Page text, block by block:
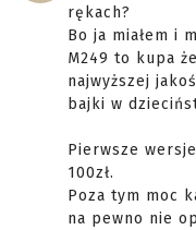
rękach?
Bo ja miałem i
M249 to kupa
najwyższej
bajki w
Pierwsze
100zł.
Poza tym moc
na pewno nie